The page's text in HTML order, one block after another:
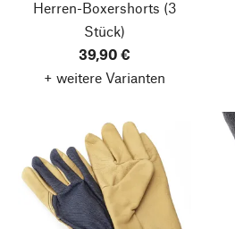
Herren-Boxershorts (3
Stück)
39,90 €
+ weitere Varianten